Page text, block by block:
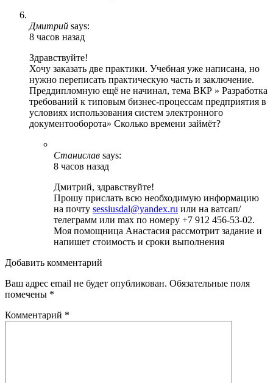
Дмитрий says:
8 часов назад
Здравствуйте!
Хочу заказать две практики. Учебная уже написана, но
нужно переписать практическую часть и заключение.
Преддипломную ещё не начинал, тема ВКР » Разработка
требований к типовым бизнес-процессам предприятия в
условиях использования систем электронного
документооборота» Сколько времени займёт?
Станислав says:
8 часов назад
Дмитрий, здравствуйте!
Прошу прислать всю необходимую информацию
на почту sessiusdal@yandex.ru или на ватсап/
телеграмм или max по номеру +7 912 456-53-02.
Моя помощница Анастасия рассмотрит задание и
напишет стоимость и сроки выполнения
Добавить комментарий
Ваш адрес email не будет опубликован. Обязательные поля
помечены *
Комментарий *